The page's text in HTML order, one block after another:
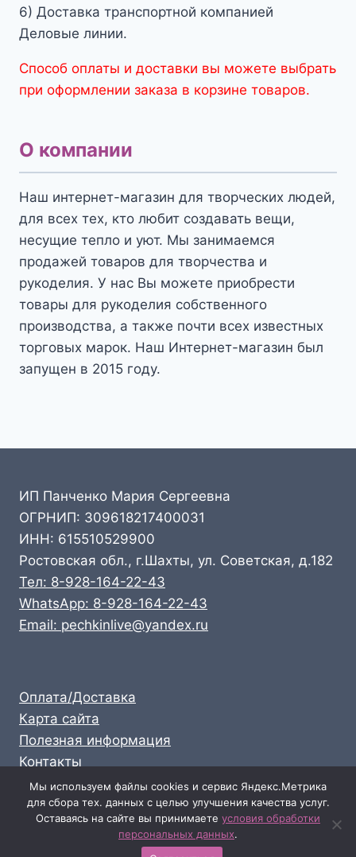
6) Доставка транспортной компанией
Деловые линии.
Способ оплаты и доставки вы можете выбрать
при оформлении заказа в корзине товаров.
О компании
Наш интернет-магазин для творческих людей,
для всех тех, кто любит создавать вещи,
несущие тепло и уют. Мы занимаемся
продажей товаров для творчества и
рукоделия. У нас Вы можете приобрести
товары для рукоделия собственного
производства, а также почти всех известных
торговых марок. Наш Интернет-магазин был
запущен в 2015 году.
ИП Панченко Мария Сергеевна
ОГРНИП: 309618217400031
ИНН: 615510529900
Ростовская обл., г.Шахты, ул. Советская, д.182
Тел: 8-928-164-22-43
WhatsApp: 8-928-164-22-43
Email: pechkinlive@yandex.ru
Оплата/Доставка
Карта сайта
Полезная информация
Контакты
Личный кабинет
Опт: 8-928-164-22-43
Розница: 8-989-711-58-47
Мы используем файлы cookies и сервис Яндекс.Метрика
для сбора тех. данных с целью улучшения качества услуг.
Оставаясь на сайте вы принимаете условия обработки
персональных данных.